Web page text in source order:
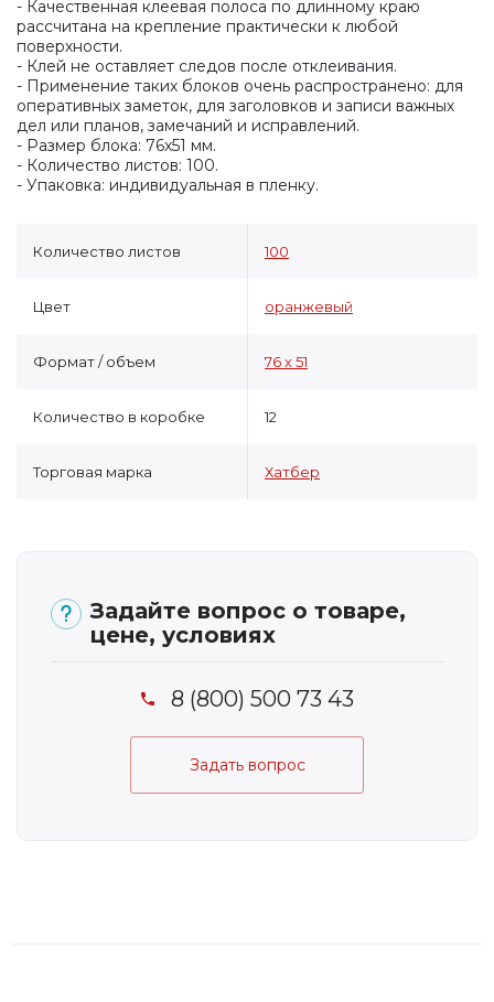
- Качественная клеевая полоса по длинному краю
рассчитана на крепление практически к любой
поверхности.
- Клей не оставляет следов после отклеивания.
- Применение таких блоков очень распространено: для
оперативных заметок, для заголовков и записи важных
дел или планов, замечаний и исправлений.
- Размер блока: 76х51 мм.
- Количество листов: 100.
- Упаковка: индивидуальная в пленку.
Количество листов 100
Цвет оранжевый
Формат / объем 76 х 51
Количество в коробке 12
Торговая марка Хатбер
Задайте вопрос о товаре,
цене, условиях
8 (800) 500 73 43
Задать вопрос